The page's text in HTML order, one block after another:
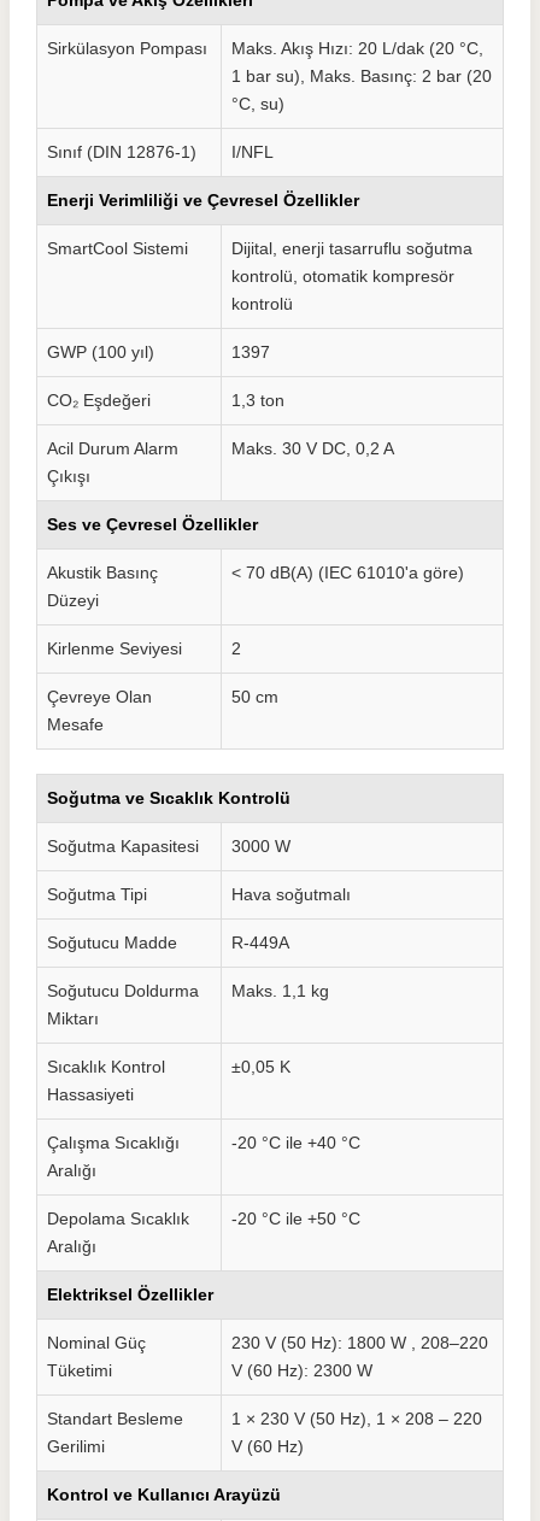
Sirkülasyon Pompası
Maks. Akış Hızı: 20 L/dak (20 °C,
1 bar su), Maks. Basınç: 2 bar (20
°C, su)
Sınıf (DIN 12876-1) I/NFL
Enerji Verimliliği ve Çevresel Özellikler
SmartCool Sistemi
Dijital, enerji tasarruflu soğutma
kontrolü, otomatik kompresör
kontrolü
GWP (100 yıl) 1397
CO₂ Eşdeğeri 1,3 ton
Acil Durum Alarm
Çıkışı
Maks. 30 V DC, 0,2 A
Ses ve Çevresel Özellikler
Akustik Basınç
Düzeyi
< 70 dB(A) (IEC 61010'a göre)
Kirlenme Seviyesi 2
Çevreye Olan
Mesafe
50 cm
Soğutma ve Sıcaklık Kontrolü
Soğutma Kapasitesi 3000 W
Soğutma Tipi Hava soğutmalı
Soğutucu Madde R-449A
Soğutucu Doldurma
Miktarı
Maks. 1,1 kg
Sıcaklık Kontrol
Hassasiyeti
±0,05 K
Çalışma Sıcaklığı
Aralığı
-20 °C ile +40 °C
Depolama Sıcaklık
Aralığı
-20 °C ile +50 °C
Elektriksel Özellikler
Nominal Güç
Tüketimi
230 V (50 Hz): 1800 W , 208–220
V (60 Hz): 2300 W
Standart Besleme
Gerilimi
1 × 230 V (50 Hz), 1 × 208 – 220
V (60 Hz)
Kontrol ve Kullanıcı Arayüzü